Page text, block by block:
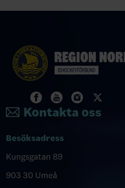
Kontakta oss
Besöksadress
Kungsgatan 89
903 30 Umeå